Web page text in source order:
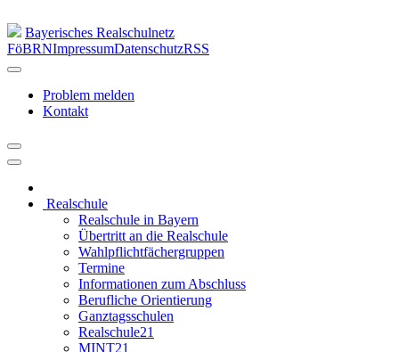
Bayerisches Realschulnetz
FöBRNImpressumDatenschutzRSS
Problem melden
Kontakt
Realschule
Realschule in Bayern
Übertritt an die Realschule
Wahlpflichtfächergruppen
Termine
Informationen zum Abschluss
Berufliche Orientierung
Ganztagsschulen
Realschule21
MINT21